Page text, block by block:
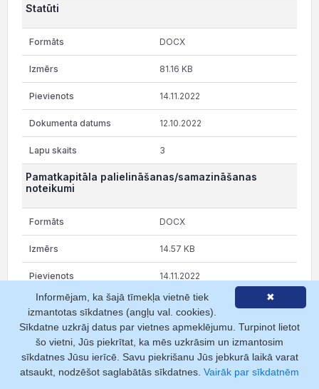
Statūti
DOCX
81.16 KB
14.11.2022
12.10.2022
3
Pamatkapitāla palielināšanas/samazināšanas
noteikumi
DOCX
14.57 KB
14.11.2022
12.10.2022
1
Dalībnieku reģistrs
✖
Informējam, ka šajā tīmekļa vietnē tiek
izmantotas sīkdatnes (angļu val. cookies).
Sīkdatne uzkrāj datus par vietnes apmeklējumu. Turpinot lietot
šo vietni, Jūs piekrītat, ka mēs uzkrāsim un izmantosim
sīkdatnes Jūsu ierīcē. Savu piekrišanu Jūs jebkurā laikā varat
atsaukt, nodzēšot saglabātās sīkdatnes. Vairāk par sīkdatnēm